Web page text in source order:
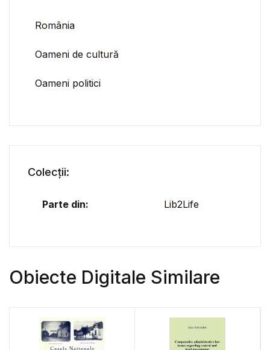
România
Oameni de cultură
Oameni politici
Colecții:
Parte din: Lib2Life
Obiecte Digitale Similare